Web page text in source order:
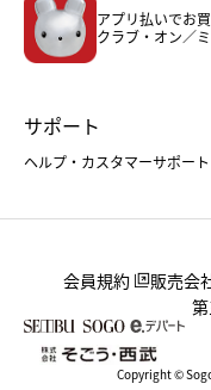
ホーム・キッチン＆アート
アプリ払いでお買
クラブ・オン／
サポート
ヘルプ・カスタマーサポート
会員規約 販売会
Copyright ©